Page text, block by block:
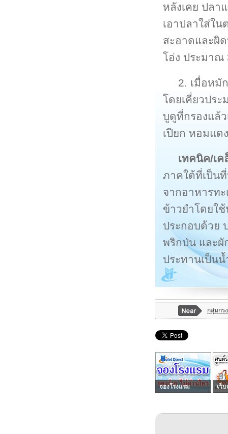
หลังเคย ปลา
เอาปลาใส่ใน
สะอาดและผิ
โอ่ง ประมาณ
2. เมื่อหมั
โดยเคี่ยวปร
บูดูที่กรองแล้
เปียก หอมแด
เทคนิค/เ
ภาคใต้ที่เป็น
จากอาหารท
ข้าวยำโดยใ
ประกอบด้วย
พริกป่น และผั
ประทานเป็น
กลุ่มกร
จองโรงแรม เว็บ